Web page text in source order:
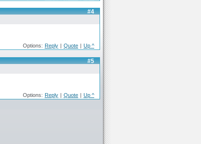
#4
Options: Reply Quote Up ^
#5
Options: Reply | Quote | Up ^